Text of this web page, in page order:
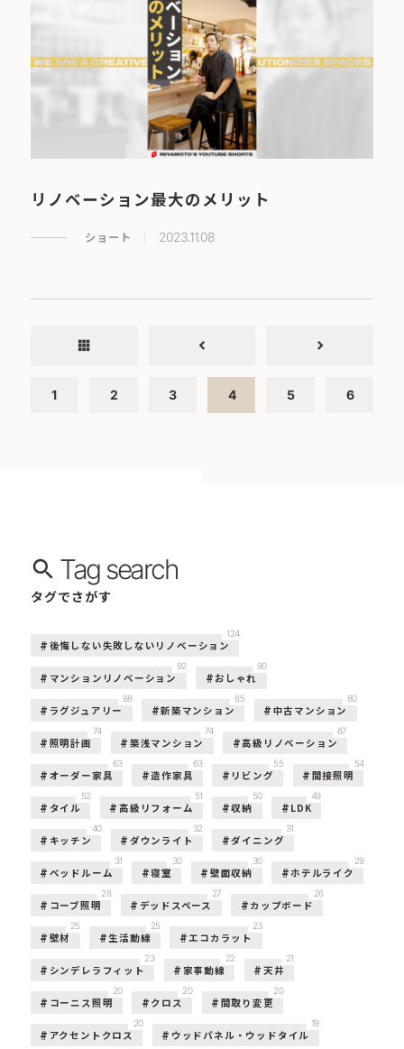
リノベーション最大のメリット
ショート 2023.11.08
apps chevron_left chevron_right
1 2 3 4 5 6
Tag search
タグでさがす
後悔しない失敗しないリノベーション
124
マンションリノベーション
92
おしゃれ
90
ラグジュアリー
88
新築マンション
85
中古マンション
80
照明計画
74
築浅マンション
74
高級リノベーション
67
オーダー家具
63
造作家具
63
リビング
55
間接照明
54
タイル
52
高級リフォーム
51
収納
50
LDK
49
キッチン
40
ダウンライト
32
ダイニング
31
ベッドルーム
31
寝室
30
壁面収納
30
ホテルライク
29
コーブ照明
28
デッドスペース
27
カップボード
26
壁材
25
生活動線
25
エコカラット
23
シンデレラフィット
23
家事動線
22
天井
21
コーニス照明
20
クロス
20
間取り変更
20
アクセントクロス
20
ウッドパネル・ウッドタイル
19